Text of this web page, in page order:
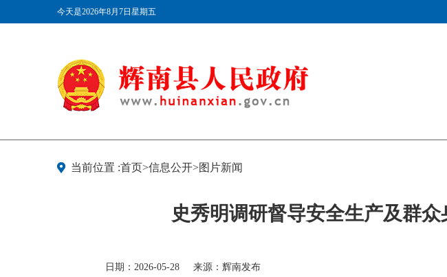
今天是2026年8月7日星期五
当前位置 :首页>信息公开>图片新闻
史秀明调研督导安全生产及群
日期：2026-05-28 来源：辉南发布